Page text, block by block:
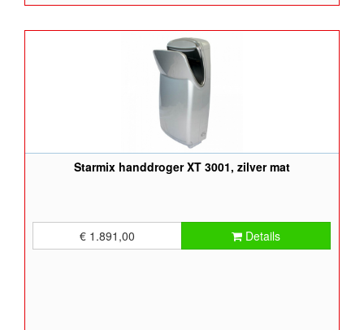
Starmix handdroger XT 3001, zilver mat
€ 1.891,00 Details